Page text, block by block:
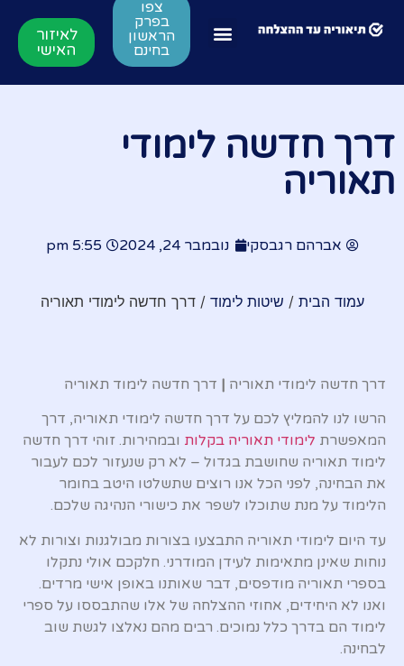
צפו
בפרק
הראשון
בחינם
לאיזור
האישי
דרך חדשה לימודי
תאוריה
אברהם רגבסקי נובמבר 24, 2024 5:55 pm
עמוד הבית / שיטות לימוד / דרך חדשה לימודי תאוריה
דרך חדשה לימודי תאוריה | דרך חדשה לימוד תאוריה
הרשו לנו להמליץ לכם על דרך חדשה לימודי תאוריה, דרך
המאפשרת לימודי תאוריה בקלות ובמהירות. זוהי דרך חדשה
לימוד תאוריה שחושבת בגדול – לא רק שנעזור לכם לעבור
את הבחינה, לפני הכל אנו רוצים שתשלטו היטב בחומר
הלימוד על מנת שתוכלו לשפר את כישורי הנהיגה שלכם.
עד היום לימודי תאוריה התבצעו בצורות מבולגנות וצורות לא
נוחות שאינן מתאימות לעידן המודרני. חלקכם אולי נתקלו
בספרי תאוריה מודפסים, דבר שאותנו באופן אישי מרדים.
ואנו לא היחידים, אחוזי ההצלחה של אלו שהתבססו על ספרי
לימוד הם בדרך כלל נמוכים. רבים מהם נאלצו לגשת שוב
לבחינה.